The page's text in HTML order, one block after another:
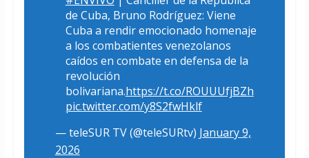
de Cuba, Bruno Rodríguez: Viene
Cuba a rendir emocionado homenaje
a los combatientes venezolanos
caídos en combate en defensa de la
revolución
bolivariana.https://t.co/ROUUUfjBZh
pic.twitter.com/y8S2fwHklf
— teleSUR TV (@teleSURtv) January 9,
2026